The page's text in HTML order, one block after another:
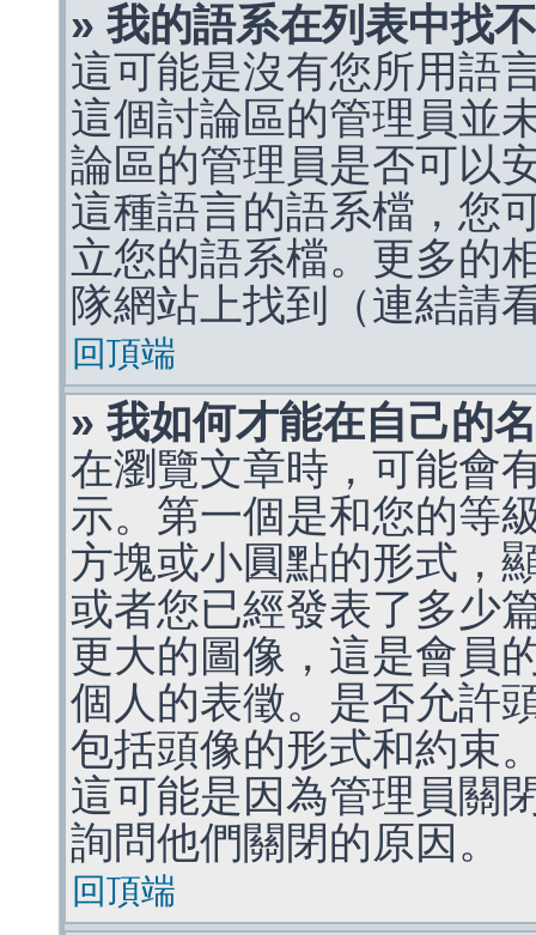
» 我的語系在列表中找
這可能是沒有您所用語
這個討論區的管理員並
論區的管理員是否可以
這種語言的語系檔，您
立您的語系檔。更多的
隊網站上找到（連結請
回頂端
» 我如何才能在自己的
在瀏覽文章時，可能會
示。第一個是和您的等
方塊或小圓點的形式，
或者您已經發表了多少
更大的圖像，這是會員
個人的表徵。是否允許
包括頭像的形式和約束
這可能是因為管理員關
詢問他們關閉的原因。
回頂端